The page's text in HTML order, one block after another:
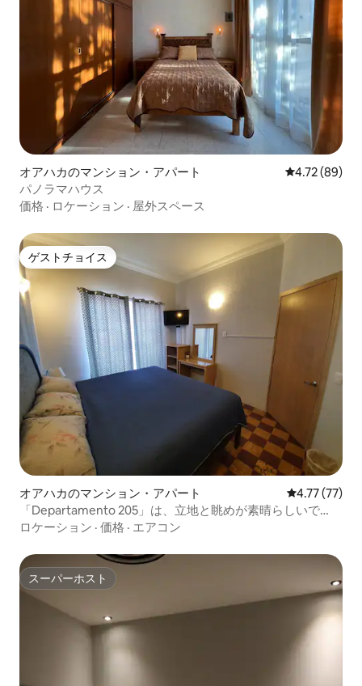
オアハカのマンション・アパート レビュー89
4.72 (89)
パノラマハウス
価格 · ロケーション · 屋外スペース
ゲストチョイス
ゲストチョイス
オアハカのマンション・アパート レビュー77
4.77 (77)
「Departamento 205」は、立地と眺めが素晴らしいで
す。
ロケーション · 価格 · エアコン
スーパーホスト
スーパーホスト